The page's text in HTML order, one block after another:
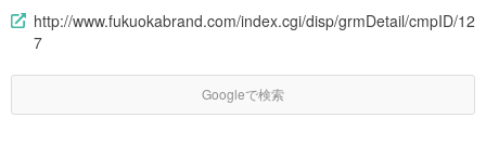
http://www.fukuokabrand.com/index.cgi/disp/grmDetail/cmpID/12
7
Googleで検索